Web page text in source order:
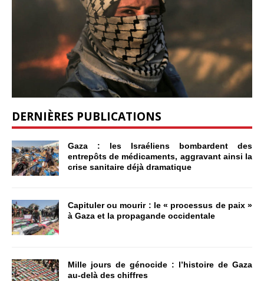
DERNIÈRES PUBLICATIONS
Gaza : les Israéliens bombardent des
entrepôts de médicaments, aggravant ainsi la
crise sanitaire déjà dramatique
Capituler ou mourir : le « processus de paix »
à Gaza et la propagande occidentale
Mille jours de génocide : l’histoire de Gaza
au-delà des chiffres